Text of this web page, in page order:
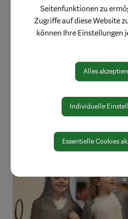
Seitenfunktionen zu
Zugriffe auf diese Website
können Ihre Einstellungen
Alles
Individuelle
Essentielle Cookies